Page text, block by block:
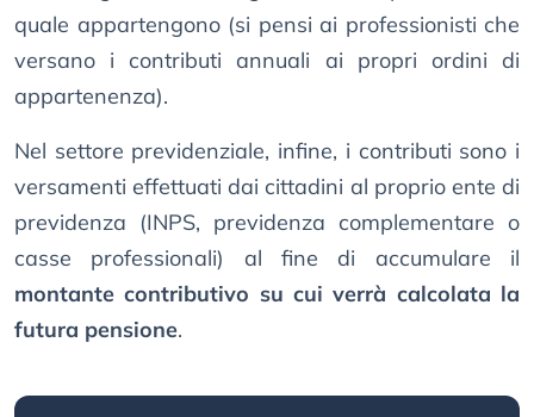
quale appartengono (si pensi ai professionisti che
versano i contributi annuali ai propri ordini di
appartenenza).
Nel settore previdenziale, infine, i contributi sono i
versamenti effettuati dai cittadini al proprio ente di
previdenza (INPS, previdenza complementare o
casse professionali) al fine di accumulare il
montante contributivo su cui verrà calcolata la
futura pensione.